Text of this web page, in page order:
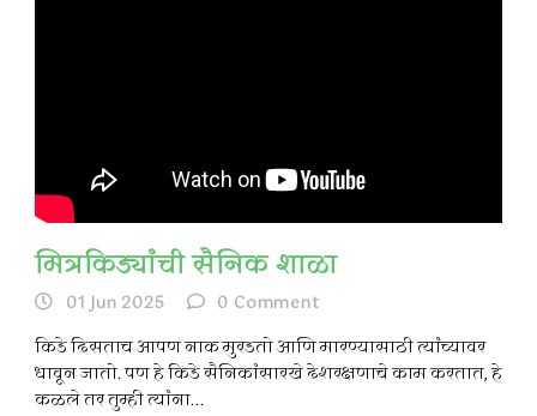
मित्रकिड्यांची सैनिक शाळा
01 Jun 2025 0 Comment
किडे दिसताच आपण नाक मुरडतो आणि मारण्यासाठी त्यांच्यावर
धावून जातो. पण हे किडे सैनिकांसारखे देशरक्षणाचे काम करतात, हे
कळले तर तुम्ही त्यांना...